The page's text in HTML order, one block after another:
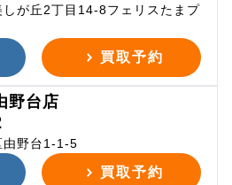
が丘2丁目14-8フェリスたまプ
買取予約
野台店
由野台1-1-5
買取予約